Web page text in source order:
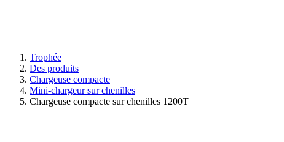
Trophée
Des produits
Chargeuse compacte
Mini-chargeur sur chenilles
Chargeuse compacte sur chenilles 1200T